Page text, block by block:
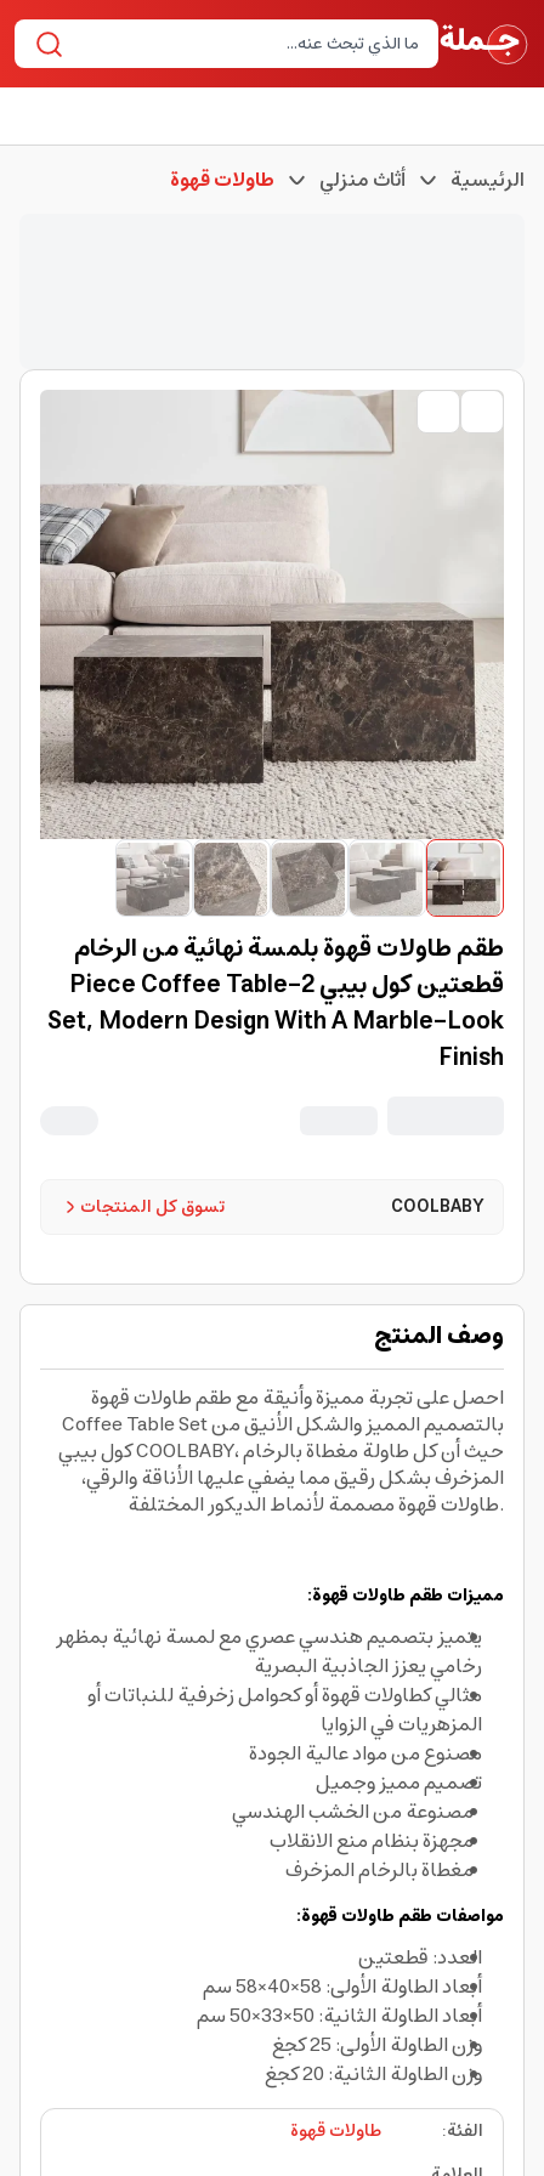
الرئيسية أثاث منزلي طاولات قهوة
طقم طاولات قهوة بلمسة نهائية من الرخام
قطعتين كول بيبي 2-Piece Coffee Table
Set, Modern Design With A Marble-Look
Finish
تسوق كل المنتجات COOLBABY
وصف المنتج
احصل على تجربة مميزة وأنيقة مع طقم طاولات قهوة
Coffee Table Set بالتصميم المميز والشكل الأنيق من
كول بيبي COOLBABY، حيث أن كل طاولة مغطاة بالرخام
المزخرف بشكل رقيق مما يضفي عليها الأناقة والرقي،
طاولات قهوة مصممة لأنماط الديكور المختلفة.
مميزات طقم طاولات قهوة:
يتميز بتصميم هندسي عصري مع لمسة نهائية بمظهر
رخامي يعزز الجاذبية البصرية
المزهريات في الزوايا
مصنوع من مواد عالية الجودة
تصميم مميز وجميل
مصنوعة من الخشب الهندسي
مجهزة بنظام منع الانقلاب
مغطاة بالرخام المزخرف
مواصفات طقم طاولات قهوة:
العدد: قطعتين
أبعاد الطاولة الأولى: 58×40×58 سم
أبعاد الطاولة الثانية: 50×33×50 سم
وزن الطاولة الأولى: 25 كجغ
وزن الطاولة الثانية: 20 كجغ
الفئة:
طاولات قهوة